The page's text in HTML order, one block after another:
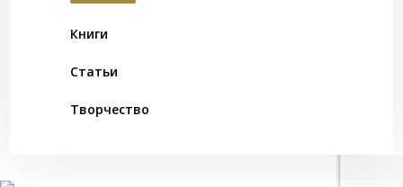
Книги
Статьи
Творчество